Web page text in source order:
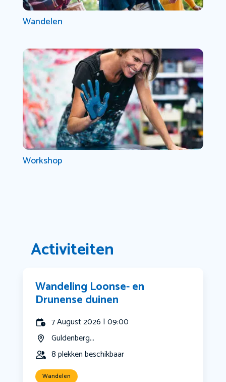
Wandelen
Workshop
Activiteiten
Wandeling Loonse- en
Drunense duinen
7 August 2026 | 09:00
Guldenberg...
8 plekken beschikbaar
Wandelen